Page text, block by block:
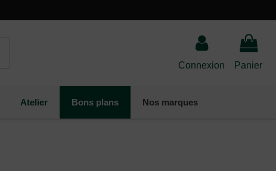
Connexion Panier
Atelier Bons plans Nos marques